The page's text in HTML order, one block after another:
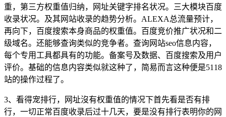
重，第三方权重值归纳，网址关键字排名状况。三大模块百度
收录状况。及其网站收录的趋势分析。ALEXA总流量预计，
再向下，百度搜索本身商品的权重值。百度竞价推广状况和二
级域名。还能够查询类似的竞争者。查询网站seo信息内容，
每个专用工具都具有的功能。备案号及数据、百度搜索及用户
评价。基础的信息内容类似就这种了，简易而言这种便是5118
站的操作过程了。
3、看得宠排行，网址沒有权重值的情况下首先看是否有排
行，一切正常百度收录后过十几天，要是没有排行表明你的网